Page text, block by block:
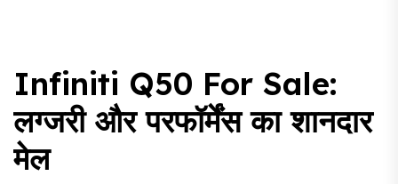
Infiniti Q50 For Sale:
लग्जरी और परफॉर्मेंस का शानदार
मेल